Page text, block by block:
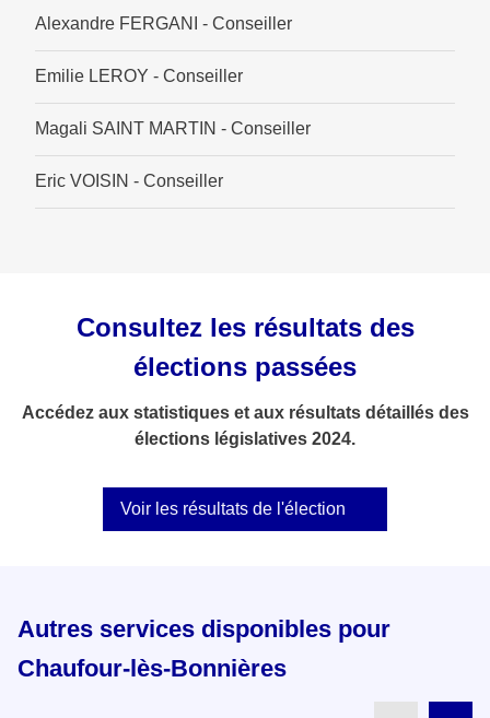
Alexandre FERGANI - Conseiller
Emilie LEROY - Conseiller
Magali SAINT MARTIN - Conseiller
Eric VOISIN - Conseiller
Consultez les résultats des
élections passées
Accédez aux statistiques et aux résultats détaillés des
élections législatives 2024.
Voir les résultats de l'élection
Autres services disponibles pour
Chaufour-lès-Bonnières